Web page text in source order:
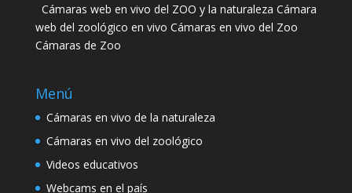
Cámaras web en vivo del ZOO y la naturaleza Cámara
web del zoológico en vivo Cámaras en vivo del Zoo
Cámaras de Zoo
Menú
Cámaras en vivo de la naturaleza
Cámaras en vivo del zoológico
Videos educativos
Webcams en el país